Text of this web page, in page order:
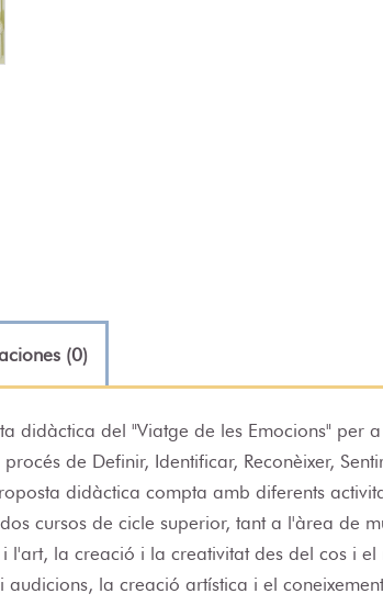
(0)
didàctica del "Viatge de les Emocions" per
de Definir, Identificar, Reconèixer,
didàctica compta amb diferents
cursos de cicle superior, tant a l'àrea de
l'art, la creació i la creativitat des del cos i
audicions, la creació artística i el